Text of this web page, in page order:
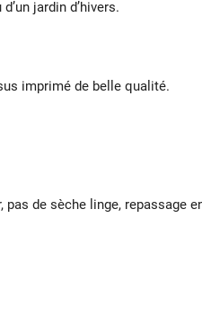
jardin d’hivers.
imprimé de belle qualité.
de sèche linge, repassage